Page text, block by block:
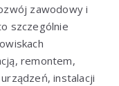
zawodowy i
szczególnie
remontem,
instalacji